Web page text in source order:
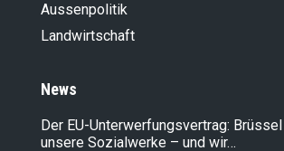
Aussenpolitik
Landwirt­schaft
News
Der EU-Unterwerfungsvertrag:
unsere Sozialwerke – und wir…